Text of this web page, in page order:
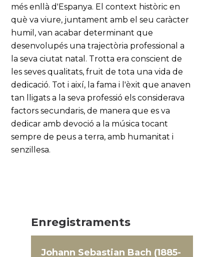
més enllà d'Espanya. El context històric en
què va viure, juntament amb el seu caràcter
humil, van acabar determinant que
desenvolupés una trajectòria professional a
la seva ciutat natal. Trotta era conscient de
les seves qualitats, fruit de tota una vida de
dedicació. Tot i així, la fama i l'èxit que anaven
tan lligats a la seva professió els considerava
factors secundaris, de manera que es va
dedicar amb devoció a la música tocant
sempre de peus a terra, amb humanitat i
senzillesa.
Enregistraments
Johann Sebastian Bach (1885-